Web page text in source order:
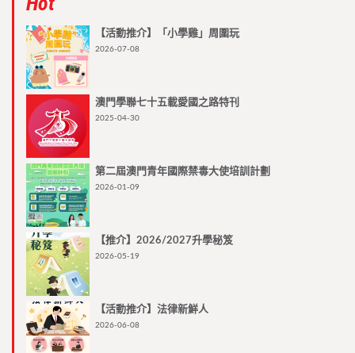
【活動推介】「小學雞」周圍玩
2026-07-08
澳門學聯七十五載愛國之路特刊
2025-04-30
第二屆澳門青年國際禁毒大使培訓計劃
2026-01-09
【推介】2026/2027升學秘笈
2026-05-19
【活動推介】法律新鮮人
2026-06-08